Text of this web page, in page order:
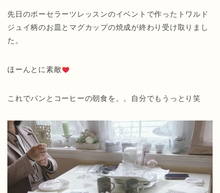
先日のポーセラーツレッスンのイベントで作ったトワルド
ジュイ柄のお皿とマグカップの焼成が終わり受け取りまし
た。
ほーんとに素敵
これでパンとコーヒーの朝食を。。自分でもうっとり笑